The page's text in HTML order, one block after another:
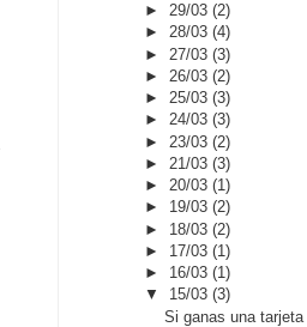
►29/03(2)
►28/03(4)
► 27/03(3)
► 26/03(2)
►25/03(3)
►24/03(3)
► 23/03(2)
► 21/03(3)
►20/03(1)
► 19/03(2)
► 18/03(2)
► 17/03(1)
► 16/03(1)
▼ 15/03(3)
Si ganas una tarjeta